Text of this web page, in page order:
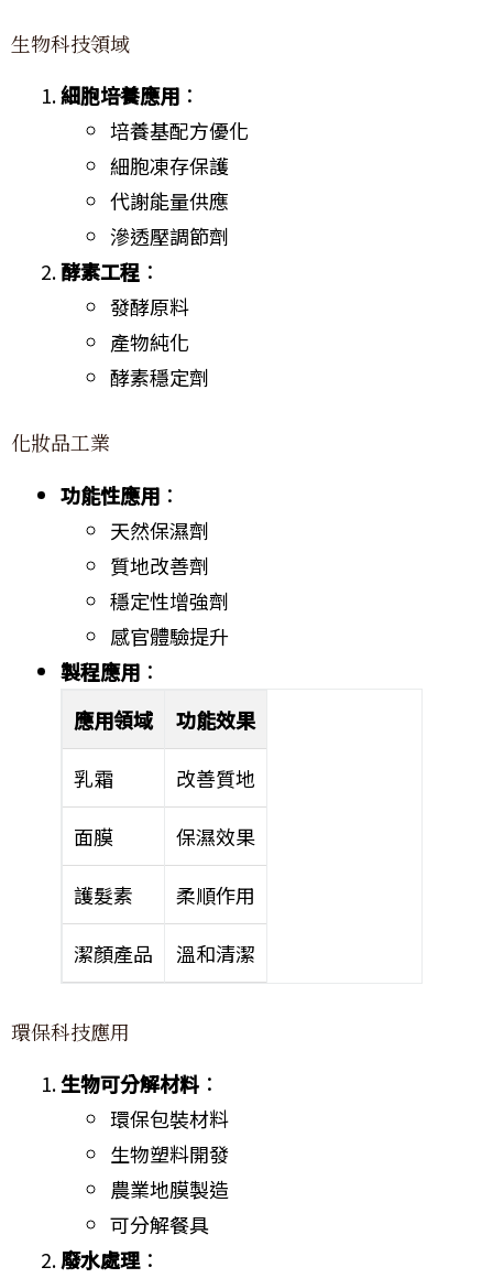
生物科技領域
細胞培養應用 ：
培養基配方優化
細胞凍存保護
代謝能量供應
滲透壓調節劑
酵素工程 ：
發酵原料
產物純化
酵素穩定劑
化妝品工業
功能性應用 ：
天然保濕劑
質地改善劑
穩定性增強劑
感官體驗提升
製程應用 ：
應用領域
功能效果
乳霜 改善質地
面膜 保濕效果
護髮素 柔順作用
潔顏產品 溫和清潔
環保科技應用
生物可分解材料 ：
環保包裝材料
生物塑料開發
農業地膜製造
可分解餐具
廢水處理：